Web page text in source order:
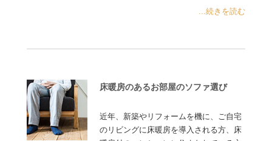
...続きを読む
床暖房のあるお部屋のソファ選び
近年、新築やリフォームを機に、ご自宅
のリビングに床暖房を導入される方、床